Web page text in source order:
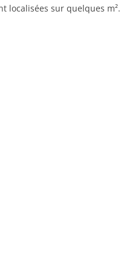
localisées sur quelques m².